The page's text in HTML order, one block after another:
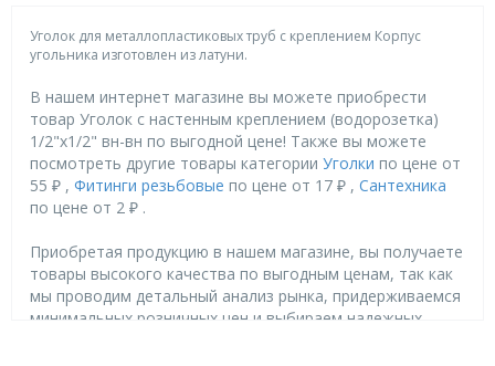
Уголок для металлопластиковых труб с креплением Корпус
угольника изготовлен из латуни.
В нашем интернет магазине вы можете приобрести
товар Уголок с настенным креплением (водорозетка)
1/2"x1/2" вн-вн по выгодной цене! Также вы можете
посмотреть другие товары категории Уголки по цене от
55 ₽ , Фитинги резьбовые по цене от 17 ₽ , Сантехника
по цене от 2 ₽ .
Приобретая продукцию в нашем магазине, вы получаете
товары высокого качества по выгодным ценам, так как
мы проводим детальный анализ рынка, придерживаемся
минимальных розничных цен и выбираем надежных